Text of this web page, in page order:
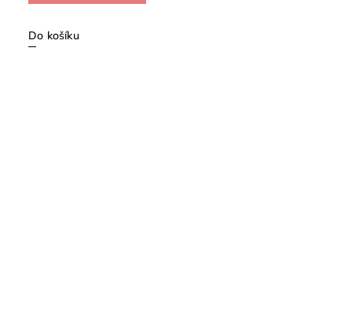
Do košíku